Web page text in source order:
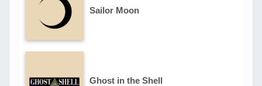
Sailor Moon
Ghost in the Shell